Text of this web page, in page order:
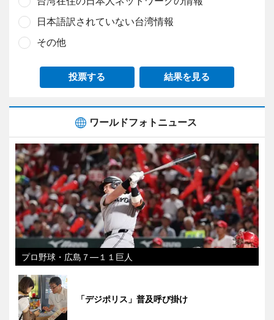
日本語訳されていない台湾情報
その他
投票する 結果を見る
ワールドフォトニュース
プロ野球・広島７―１１巨人
「デジポリス」普及呼び掛け